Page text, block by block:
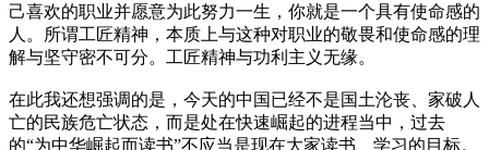
己喜欢的职业并愿意为此努力一生，你就是一个具有使命感的
人。所谓工匠精神，本质上与这种对职业的敬畏和使命感的理
解与坚守密不可分。工匠精神与功利主义无缘。
在此我还想强调的是，今天的中国已经不是国土沦丧、家破人
亡的民族危亡状态，而是处在快速崛起的进程当中，过去
的“为中华崛起而读书”不应当是现在大家读书、学习的目标。